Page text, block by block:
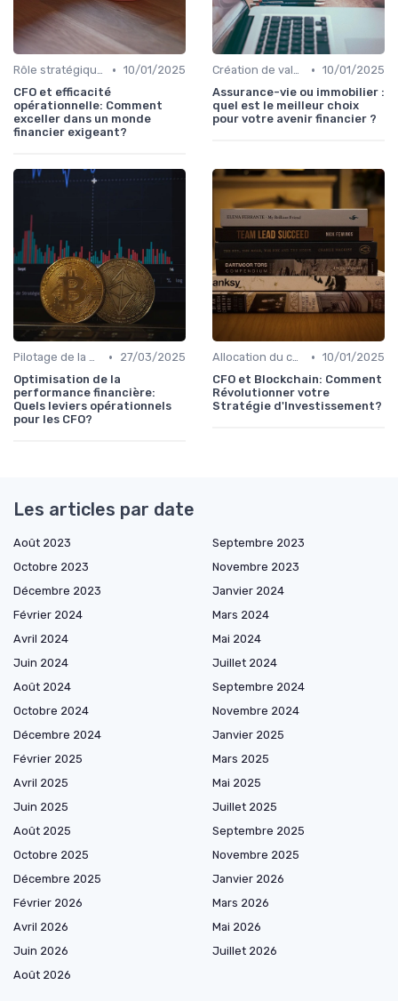
Rôle stratégique du CFO • 10/01/2025
CFO et efficacité
opérationnelle: Comment
exceller dans un monde
financier exigeant?
Création de valeur & rentabilité • 10/01/2025
Assurance-vie ou immobilier :
quel est le meilleur choix
pour votre avenir financier ?
Pilotage de la performance financière •
27/03/2025
Optimisation de la
performance financière:
Quels leviers opérationnels
pour les CFO?
Allocation du capital & arbitrages • 10/01/2025
CFO et Blockchain: Comment
Révolutionner votre
Stratégie d'Investissement?
Les articles par date
Août 2023
Septembre 2023
Octobre 2023
Novembre 2023
Décembre 2023
Janvier 2024
Février 2024
Mars 2024
Avril 2024
Mai 2024
Juin 2024
Juillet 2024
Août 2024
Septembre 2024
Octobre 2024
Novembre 2024
Décembre 2024
Janvier 2025
Février 2025
Mars 2025
Avril 2025
Mai 2025
Juin 2025
Juillet 2025
Août 2025
Septembre 2025
Octobre 2025
Novembre 2025
Décembre 2025
Janvier 2026
Février 2026
Mars 2026
Avril 2026
Mai 2026
Juin 2026
Juillet 2026
Août 2026